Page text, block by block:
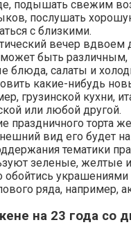
подышать свежим
послушать
с близкими.
вечер вдвоем
быть различным,
блюда, салаты и
какие-нибудь
грузинской кухни,
или любой другой.
праздничного торта
вид его будет
тематики
зеленые, желтые
украшениями
ряда, например,
на 23 года со